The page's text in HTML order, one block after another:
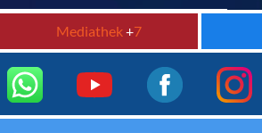
Mediathek+7